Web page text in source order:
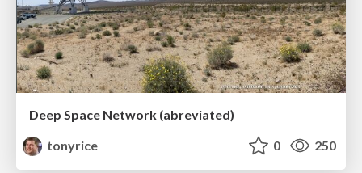
Deep Space Network (abreviated)
tonyrice
0 250